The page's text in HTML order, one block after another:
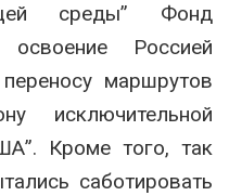
среды” Фонд
Россией
маршрутов
исключительной
Кроме того, так
саботировать